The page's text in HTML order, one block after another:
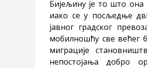
Бијељину је то што она
иако се у посљедње
јавног градског
мобилношћу све већег
миграције
непостојања добро